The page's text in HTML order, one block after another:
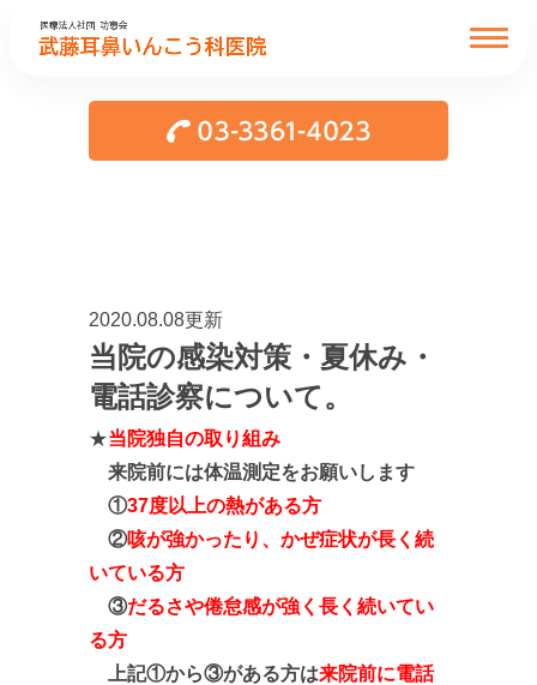
2020.08.08更新
当院の感染対策・夏休み・
電話診察について。
★当院独自の取り組み
来院前には体温測定をお願いします
①37度以上の熱がある方
②咳が強かったり、かぜ症状が長く続
いている方
③だるさや倦怠感が強く長く続いてい
る方
上記①から③がある方は来院前に電話